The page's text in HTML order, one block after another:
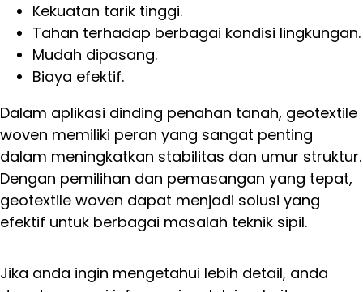
Kekuatan tarik tinggi.
Tahan terhadap berbagai kondisi lingkungan.
Mudah dipasang.
Biaya efektif.
Dalam aplikasi dinding penahan tanah, geotextile
woven memiliki peran yang sangat penting
dalam meningkatkan stabilitas dan umur struktur.
Dengan pemilihan dan pemasangan yang tepat,
geotextile woven dapat menjadi solusi yang
efektif untuk berbagai masalah teknik sipil.
Jika anda ingin mengetahui lebih detail, anda